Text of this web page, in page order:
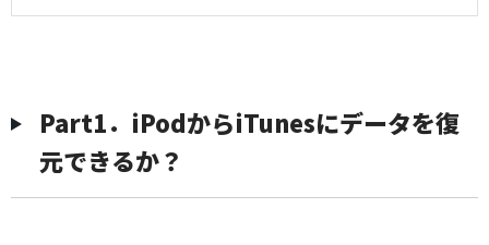
︎︎Part1．iPodからiTunesにデータを復
元できるか？